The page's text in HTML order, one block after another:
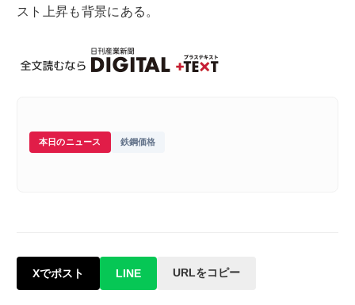
スト上昇も背景にある。
本日のニュース 鉄鋼価格
Xでポスト LINE URLをコピー